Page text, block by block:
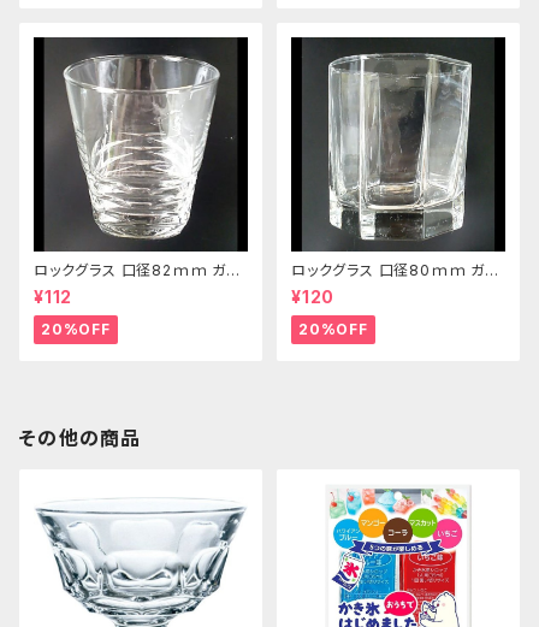
ロックグラス 口径82ｍｍ ガラ
ス製 250cc
¥112
20%OFF
ロックグラス 口径80ｍｍ ガラ
ス製 220cc
¥120
20%OFF
その他の商品